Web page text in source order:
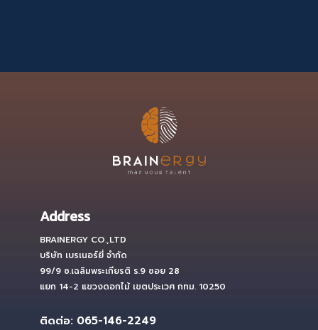
Address
BRAINERGY CO.,LTD
บริษัท เบรเนอร์ยี่ จำกัด
99/9 ซ.เฉลิมพระเกียรติ ร.9 ซอย 28
แยก 14-2 แขวงดอกไม้ เขตประเวศ กทม. 10250
ติดต่อ: 065-146-2249